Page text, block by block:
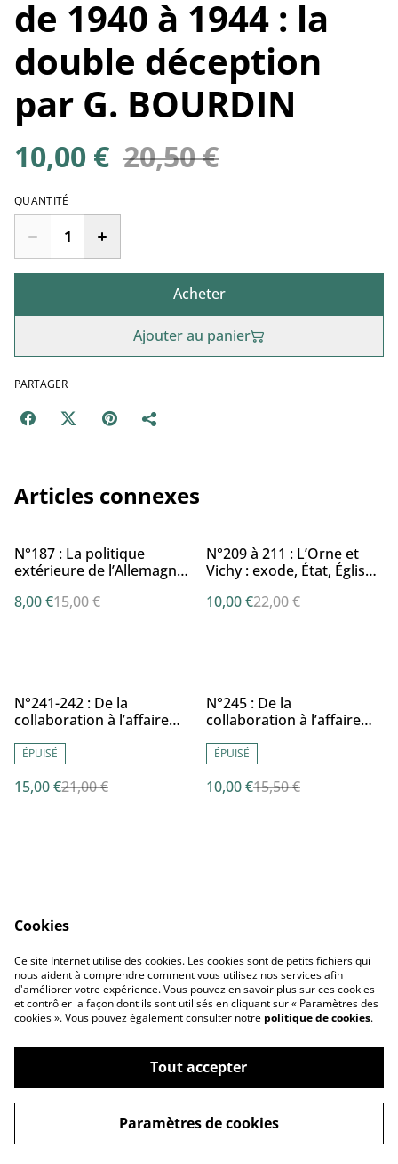
de 1940 à 1944 : la
double déception
par G. BOURDIN
10,00 € 20,50 €
QUANTITÉ
Acheter
Ajouter au panier
PARTAGER
Articles connexes
%
N°187 : La politique
extérieure de l’Allemagne
presse ornaise par J.-P.
8,00 €15,00 €
%
N°209 à 211 : L’Orne et
Vichy : exode, État, Église,
BOURDIN
10,00 €22,00 €
%
N°241-242 : De la
collaboration à l’affaire
1940-1946). La Résistance
face à la répression Tome
1 par G. BOURDIN
ÉPUISÉ
15,00 €21,00 €
%
N°245 : De la
collaboration à l’affaire
1940-1946). Tome 2 La
Résistance face à la
répression par G.
ÉPUISÉ
10,00 €15,50 €
Nous Contacter
Conditions Générales
Confidentialité
Cookies
©2026LE PAYS BAS-NORMAND
powered by
Cookies
Ce site Internet utilise des cookies. Les cookies sont de petits fichiers qui
nous aident à comprendre comment vous utilisez nos services afin
d'améliorer votre expérience. Vous pouvez en savoir plus sur ces cookies
et contrôler la façon dont ils sont utilisés en cliquant sur « Paramètres des
cookies ». Vous pouvez également consulter notre politique de cookies.
Tout accepter
Paramètres de cookies